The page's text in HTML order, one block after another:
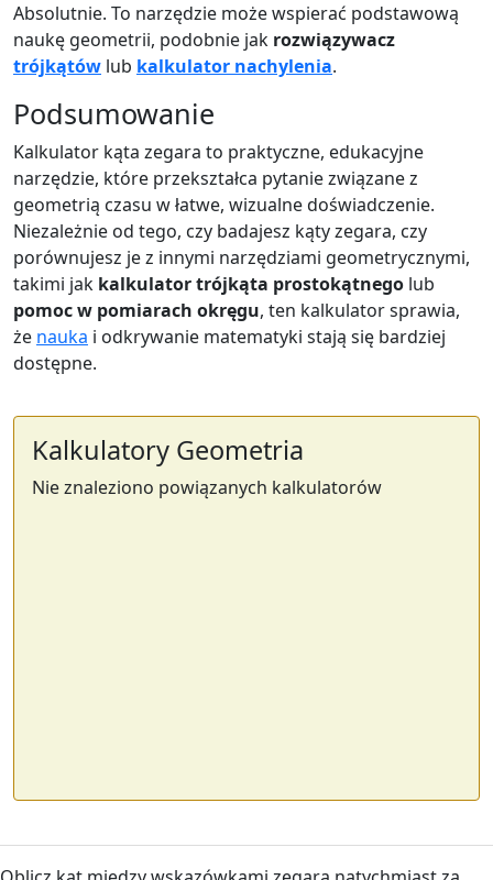
Absolutnie. To narzędzie może wspierać podstawową
naukę geometrii, podobnie jak rozwiązywacz
trójkątów lub kalkulator nachylenia.
Podsumowanie
Kalkulator kąta zegara to praktyczne, edukacyjne
narzędzie, które przekształca pytanie związane z
geometrią czasu w łatwe, wizualne doświadczenie.
Niezależnie od tego, czy badajesz kąty zegara, czy
porównujesz je z innymi narzędziami geometrycznymi,
takimi jak kalkulator trójkąta prostokątnego lub
pomoc w pomiarach okręgu, ten kalkulator sprawia,
że nauka i odkrywanie matematyki stają się bardziej
dostępne.
Kalkulatory Geometria
Nie znaleziono powiązanych kalkulatorów